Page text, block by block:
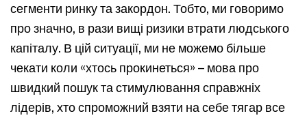
сегменти ринку та закордон. Тобто, ми говоримо
про значно, в рази вищі ризики втрати людського
капіталу. В цій ситуації, ми не можемо більше
чекати коли «хтось прокинеться» – мова про
швидкий пошук та стимулювання справжніх
лідерів, хто спроможний взяти на себе тягар все